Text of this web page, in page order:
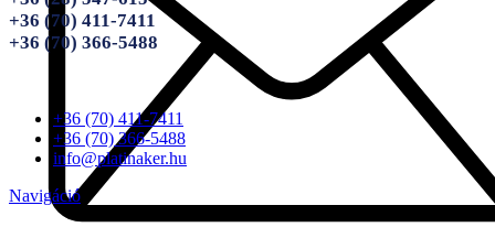
+36 (70) 411-7411
+36 (70) 366-5488
+36 (70) 411-7411
+36 (70) 366-5488
info@platinaker.hu
Navigáció